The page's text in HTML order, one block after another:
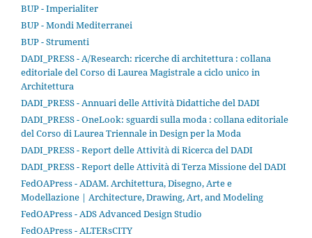
BUP - Imperialiter
BUP - Mondi Mediterranei
BUP - Strumenti
DADI_PRESS - A/Research: ricerche di architettura : collana
editoriale del Corso di Laurea Magistrale a ciclo unico in
Architettura
DADI_PRESS - Annuari delle Attività Didattiche del DADI
DADI_PRESS - OneLook: sguardi sulla moda : collana editoriale
del Corso di Laurea Triennale in Design per la Moda
DADI_PRESS - Report delle Attività di Ricerca del DADI
DADI_PRESS - Report delle Attività di Terza Missione del DADI
FedOAPress - ADAM. Architettura, Disegno, Arte e
Modellazione | Architecture, Drawing, Art, and Modeling
FedOAPress - ADS Advanced Design Studio
FedOAPress - ALTERsCITY